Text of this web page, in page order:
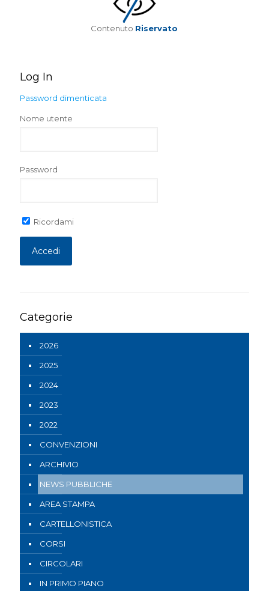
Contenuto Riservato
Log In
Password dimenticata
Nome utente
Password
Ricordami
Categorie
2026
2025
2024
2023
2022
CONVENZIONI
ARCHIVIO
NEWS PUBBLICHE
AREA STAMPA
CARTELLONISTICA
CORSI
CIRCOLARI
IN PRIMO PIANO